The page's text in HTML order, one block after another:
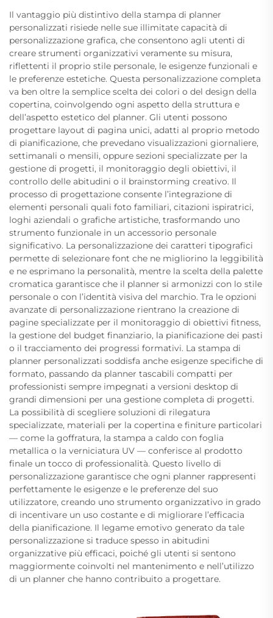
Il vantaggio più distintivo della stampa di planner
personalizzati risiede nelle sue illimitate capacità di
personalizzazione grafica, che consentono agli utenti di
creare strumenti organizzativi veramente su misura,
riflettenti il proprio stile personale, le esigenze funzionali e
le preferenze estetiche. Questa personalizzazione completa
va ben oltre la semplice scelta dei colori o del design della
copertina, coinvolgendo ogni aspetto della struttura e
dell’aspetto estetico del planner. Gli utenti possono
progettare layout di pagina unici, adatti al proprio metodo
di pianificazione, che prevedano visualizzazioni giornaliere,
settimanali o mensili, oppure sezioni specializzate per la
gestione di progetti, il monitoraggio degli obiettivi, il
controllo delle abitudini o il brainstorming creativo. Il
processo di progettazione consente l’integrazione di
elementi personali quali foto familiari, citazioni ispiratrici,
loghi aziendali o grafiche artistiche, trasformando uno
strumento funzionale in un accessorio personale
significativo. La personalizzazione dei caratteri tipografici
permette di selezionare font che ne migliorino la leggibilità
e ne esprimano la personalità, mentre la scelta della palette
cromatica garantisce che il planner si armonizzi con lo stile
personale o con l’identità visiva del marchio. Tra le opzioni
avanzate di personalizzazione rientrano la creazione di
pagine specializzate per il monitoraggio di obiettivi fitness,
la gestione del budget finanziario, la pianificazione dei pasti
o il tracciamento dei progressi formativi. La stampa di
planner personalizzati soddisfa anche esigenze specifiche di
formato, passando da planner tascabili compatti per
professionisti sempre impegnati a versioni desktop di
grandi dimensioni per una gestione completa di progetti.
La possibilità di scegliere soluzioni di rilegatura
specializzate, materiali per la copertina e finiture particolari
— come la goffratura, la stampa a caldo con foglia
metallica o la verniciatura UV — conferisce al prodotto
finale un tocco di professionalità. Questo livello di
personalizzazione garantisce che ogni planner rappresenti
perfettamente le esigenze e le preferenze del suo
utilizzatore, creando uno strumento organizzativo in grado
di incentivare un uso costante e di migliorare l’efficacia
della pianificazione. Il legame emotivo generato da tale
personalizzazione si traduce spesso in abitudini
organizzative più efficaci, poiché gli utenti si sentono
maggiormente coinvolti nel mantenimento e nell’utilizzo
di un planner che hanno contribuito a progettare.